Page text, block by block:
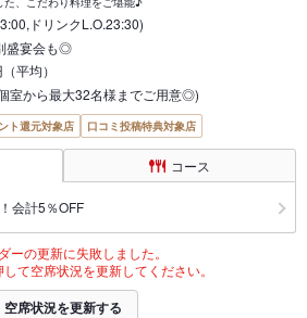
ドリンクL.O.23:30)
盛宴会も◎
平均）
室から最大32名様までご用意◎)
ト還元対象店 口コミ投稿特典対象店
コース
会計5％OFF
ーの更新に失敗しました。
て空席状況を更新してください。
空席状況を更新する